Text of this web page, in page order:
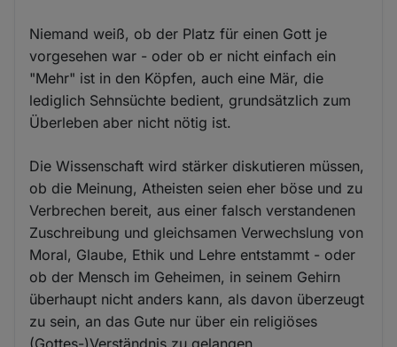
Niemand weiß, ob der Platz für einen Gott je
vorgesehen war - oder ob er nicht einfach ein
"Mehr" ist in den Köpfen, auch eine Mär, die
lediglich Sehnsüchte bedient, grundsätzlich zum
Überleben aber nicht nötig ist.
Die Wissenschaft wird stärker diskutieren müssen,
ob die Meinung, Atheisten seien eher böse und zu
Verbrechen bereit, aus einer falsch verstandenen
Zuschreibung und gleichsamen Verwechslung von
Moral, Glaube, Ethik und Lehre entstammt - oder
ob der Mensch im Geheimen, in seinem Gehirn
überhaupt nicht anders kann, als davon überzeugt
zu sein, an das Gute nur über ein religiöses
(Gottes-)Verständnis zu gelangen.